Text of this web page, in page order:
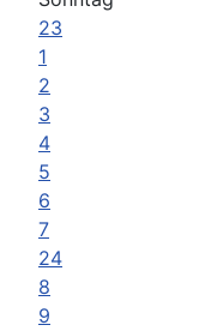
23
1
2
3
4
5
6
7
24
8
9